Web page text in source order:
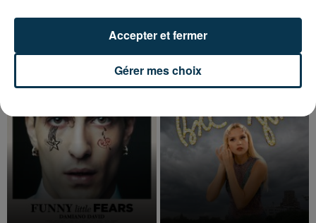
Gérer mes choix
Accepter et fermer